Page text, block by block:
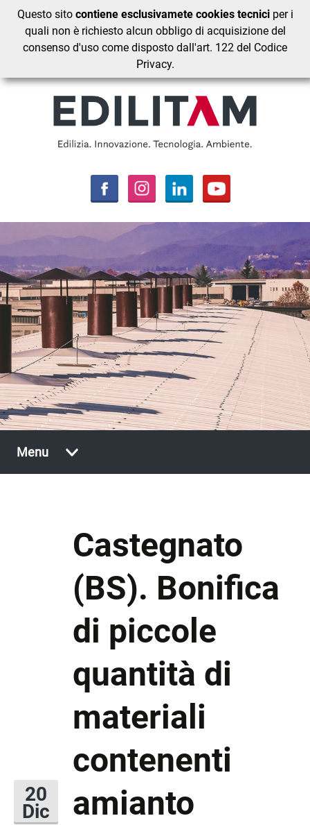
Questo sitocontiene esclusivamete cookies tecniciper i
quali non è richiesto alcun obbligo di acquisizione del
consenso d'uso come disposto dall'art. 122 del Codice
Privacy.
Menu
al
contenuto
Castegnato
(BS). Bonifica
di piccole
quantità di
materiali
contenenti
amianto
20
Dic